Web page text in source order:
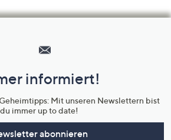
informiert!
Mit unseren Newslettern bist
du immer up to date!
abonnieren